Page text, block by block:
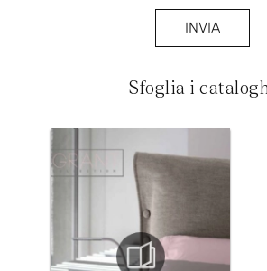
Sfoglia i
INVIA